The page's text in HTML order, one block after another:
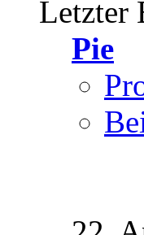
Letzter
Pie